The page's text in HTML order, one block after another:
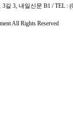
3, 내일신문 B1 / TEL :
All Rights Reserved